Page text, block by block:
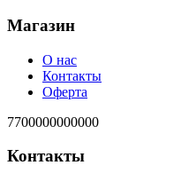
Магазин
О нас
Контакты
Оферта
7700000000000
Контакты